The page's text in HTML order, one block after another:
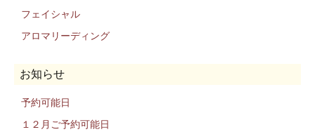
フェイシャル
アロマリーディング
お知らせ
予約可能日
１２月ご予約可能日